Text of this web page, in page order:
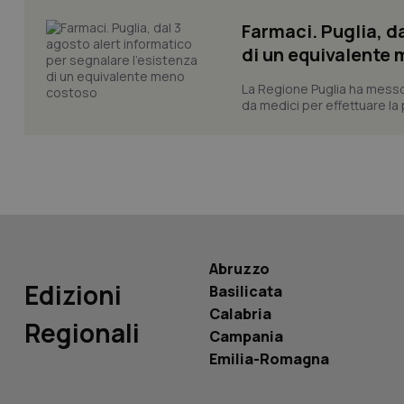
Farmaci. Puglia,
di un equivalente
La Regione Puglia ha
da medici per effettuare la
Edizioni
Regionali
Abruzzo
Basilicata
Calabria
Campania
Emilia-Romagna
tracking-enable